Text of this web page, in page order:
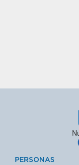
PERSONAS